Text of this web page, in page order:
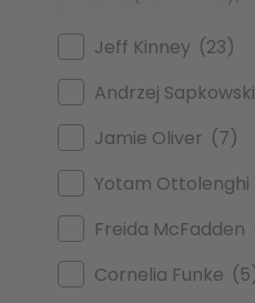
Jeff Kinney
23
Andrzej Sapkowski
Jamie Oliver
7
Yotam Ottolenghi
Freida McFadden
Cornelia Funke
5